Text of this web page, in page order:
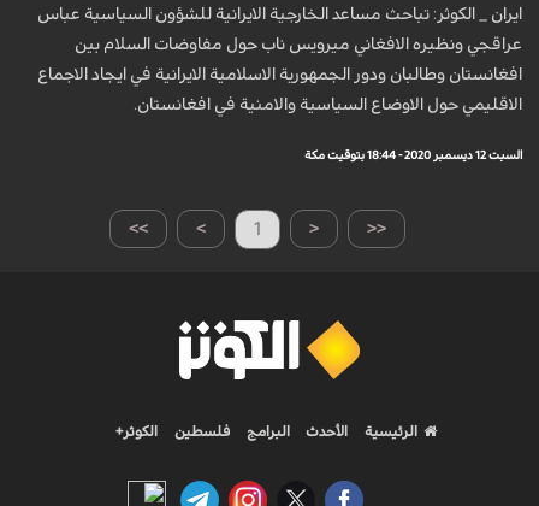
ايران _ الكوثر: تباحث مساعد الخارجية الايرانية للشؤون السياسية عباس
عراقجي ونظيره الافغاني ميرويس ناب حول مفاوضات السلام بين
افغانستان وطالبان ودور الجمهورية الاسلامية الايرانية في ايجاد الاجماع
الاقليمي حول الاوضاع السياسية والامنية في افغانستان.
السبت 12 ديسمبر 2020 - 18:44 بتوقيت مكة
>> > 1 < <<
الرئيسية الأحدث البرامج فلسطين الكوثر+